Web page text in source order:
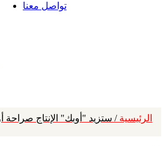
تواصل معنا
الرئيسية / ستزيد "أوبك" الإنتاج